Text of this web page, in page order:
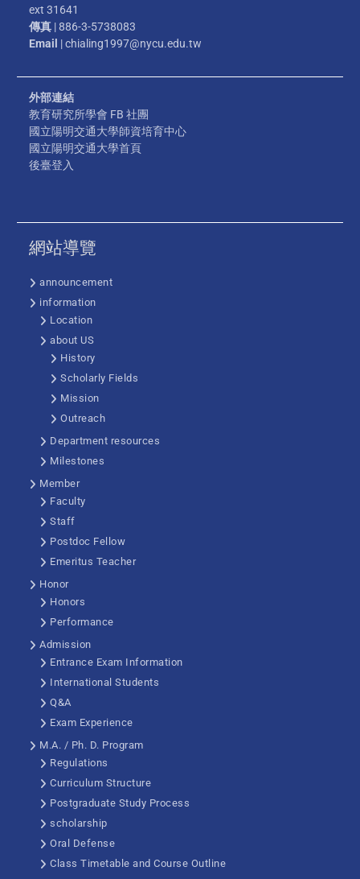
ext 31641
傳真 | 886-3-5738083
Email | chialing1997@nycu.edu.tw
外部連結
教育研究所學會 FB 社團
國立陽明交通大學師資培育中心
國立陽明交通大學首頁
後臺登入
網站導覽
announcement
information
Location
about US
History
Scholarly Fields
Mission
Outreach
Department resources
Milestones
Member
Faculty
Staff
Postdoc Fellow
Emeritus Teacher
Honor
Honors
Performance
Admission
Entrance Exam Information
International Students
Q&A
Exam Experience
M.A. / Ph. D. Program
Regulations
Curriculum Structure
Postgraduate Study Process
scholarship
Oral Defense
Class Timetable and Course Outline